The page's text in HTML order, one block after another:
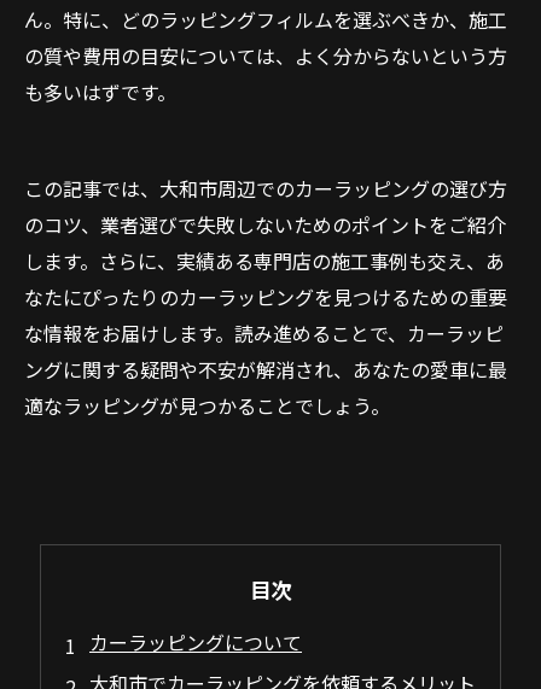
ん。特に、どのラッピングフィルムを選ぶべきか、施工
の質や費用の目安については、よく分からないという方
も多いはずです。
この記事では、大和市周辺でのカーラッピングの選び方
のコツ、業者選びで失敗しないためのポイントをご紹介
します。さらに、実績ある専門店の施工事例も交え、あ
なたにぴったりのカーラッピングを見つけるための重要
な情報をお届けします。読み進めることで、カーラッピ
ングに関する疑問や不安が解消され、あなたの愛車に最
適なラッピングが見つかることでしょう。
目次
カーラッピングについて
大和市でカーラッピングを依頼するメリット